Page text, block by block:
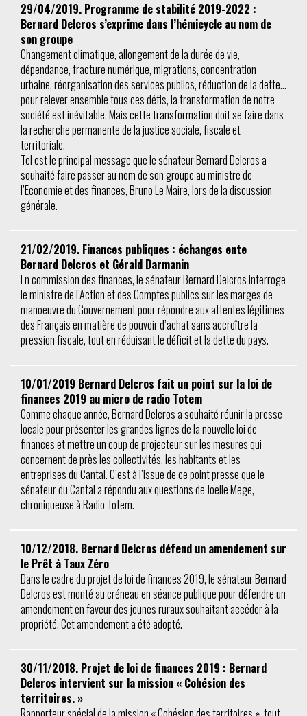
29/04/2019. Programme de stabilité 2019-2022 :
Bernard Delcros s’exprime dans l’hémicycle au nom de
son groupe
Changement climatique, allongement de la durée de vie,
dépendance, fracture numérique, migrations, concentration
urbaine, réorganisation des services publics, réduction de la dette…
pour relever ensemble tous ces défis, la transformation de notre
société est inévitable. Mais cette transformation doit se faire dans
la recherche permanente de la justice sociale, fiscale et
territoriale.
Tel est le principal message que le sénateur Bernard Delcros a
souhaité faire passer au nom de son groupe au ministre de
l’Economie et des finances, Bruno Le Maire, lors de la discussion
générale.
21/02/2019. Finances publiques : échanges ente
Bernard Delcros et Gérald Darmanin
En commission des finances, le sénateur Bernard Delcros interroge
le ministre de l’Action et des Comptes publics sur les marges de
manoeuvre du Gouvernement pour répondre aux attentes légitimes
des Français en matière de pouvoir d’achat sans accroître la
pression fiscale, tout en réduisant le déficit et la dette du pays.
10/01/2019 Bernard Delcros fait un point sur la loi de
finances 2019 au micro de radio Totem
Comme chaque année, Bernard Delcros a souhaité réunir la presse
locale pour présenter les grandes lignes de la nouvelle loi de
finances et mettre un coup de projecteur sur les mesures qui
concernent de près les collectivités, les habitants et les
entreprises du Cantal. C’est à l’issue de ce point presse que le
sénateur du Cantal a répondu aux questions de Joëlle Mege,
chroniqueuse à Radio Totem.
10/12/2018. Bernard Delcros défend un amendement sur
le Prêt à Taux Zéro
Dans le cadre du projet de loi de finances 2019, le sénateur Bernard
Delcros est monté au créneau en séance publique pour défendre un
amendement en faveur des jeunes ruraux souhaitant accéder à la
propriété. Cet amendement a été adopté.
30/11/2018. Projet de loi de finances 2019 : Bernard
Delcros intervient sur la mission « Cohésion des
territoires. »